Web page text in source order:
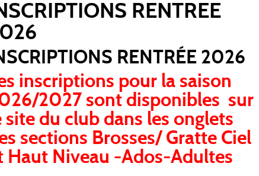
14-16 AOÛT
GRAND PRIX DE LIMA, PEROU DU 14 AU 16 AOUT
2026
RENTREE
RENTRÉE 2026
inscriptions pour la saison
2027 sont disponibles sur
site du club dans les onglets
sections Brosses/ Gratte Ciel
Haut Niveau -Ados-Adultes